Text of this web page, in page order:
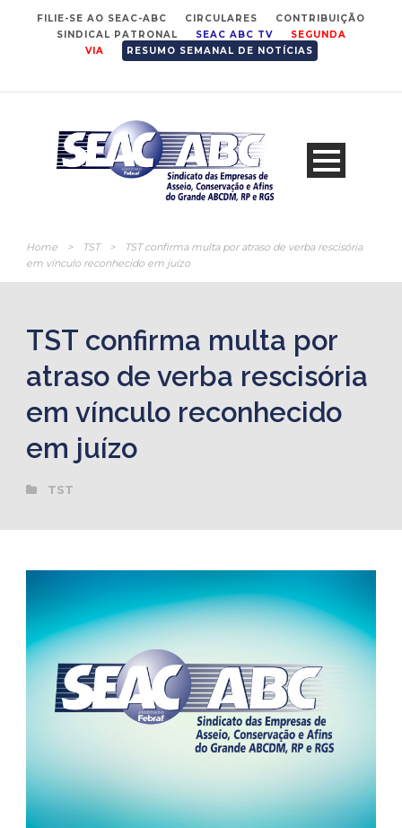
FILIE-SE AO SEAC-ABC CIRCULARES
CONTRIBUIÇÃO
SINDICAL PATRONAL
SEAC ABC TV
SEGUNDA
VIA
RESUMO SEMANAL DE NOTÍCIAS
Home > TST >
TST confirma multa por atraso de verba rescisória
em vínculo reconhecido em juízo
TST confirma multa por
atraso de verba rescisória
em vínculo reconhecido
em juízo
TST